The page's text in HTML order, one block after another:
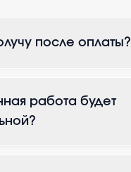
после оплаты?
работа будет